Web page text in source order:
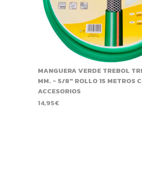
MANGUERA VERDE TREBOL
MM. - 5/8" ROLLO 15 METROS
ACCESORIOS
14,95€